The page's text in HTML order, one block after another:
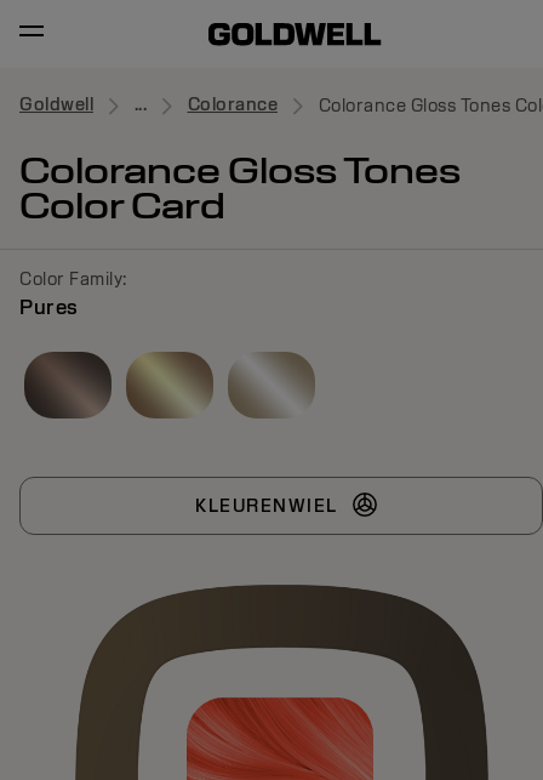
Goldwell ... Colorance Colorance Gloss Tones
Colorance Gloss Tones
Color Card
Color Family:
Pures
KLEURENWIEL